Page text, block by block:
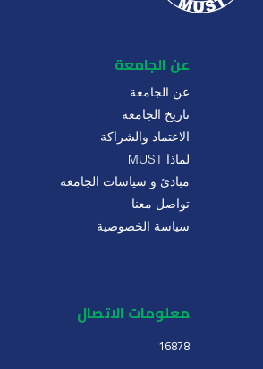
عن الجامعة
عن الجامعة
تاريخ الجامعة
الاعتماد والشراكة
لماذا MUST
مبادئ و سياسات الجامعة
تواصل معنا
سياسة الخصوصية
معلومات الاتصال
16878